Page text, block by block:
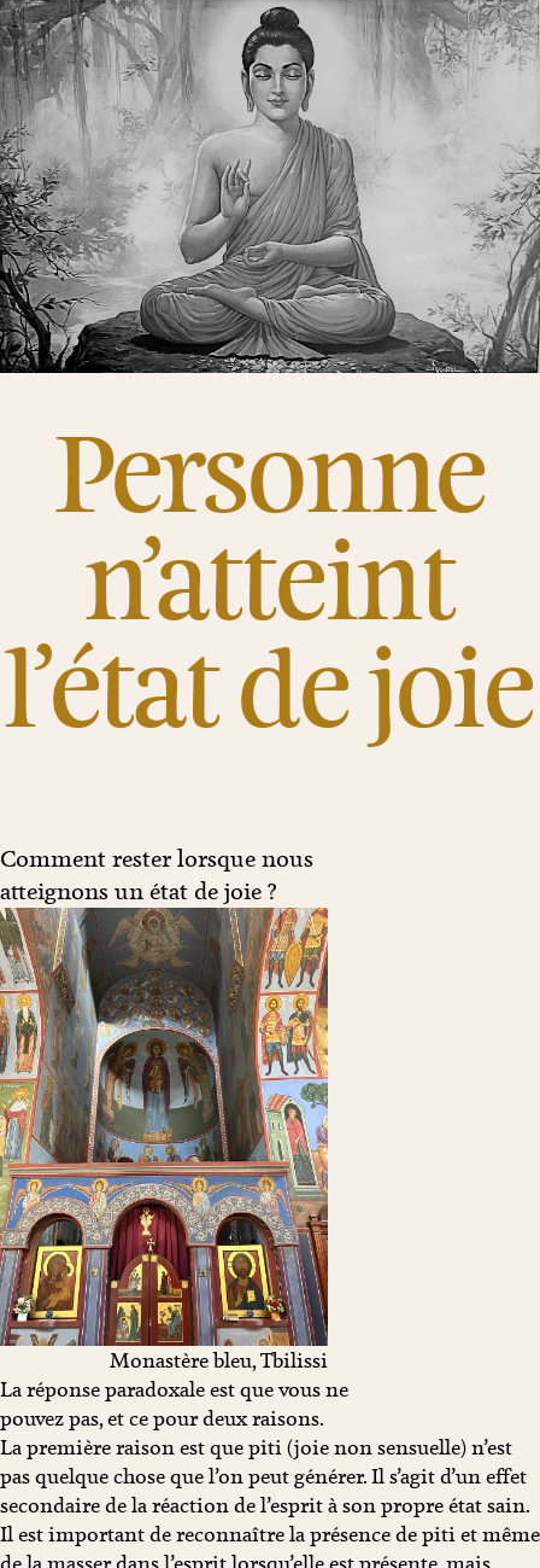
Personne
n’atteint
l’état de joie
Comment rester lorsque nous
atteignons un état de joie ?
Monastère bleu, Tbilissi
La réponse paradoxale est que vous ne
pouvez pas, et ce pour deux raisons.
La première raison est que piti (joie non sensuelle) n’est
pas quelque chose que l’on peut générer. Il s’agit d’un effet
secondaire de la réaction de l’esprit à son propre état sain.
Il est important de reconnaître la présence de piti et même